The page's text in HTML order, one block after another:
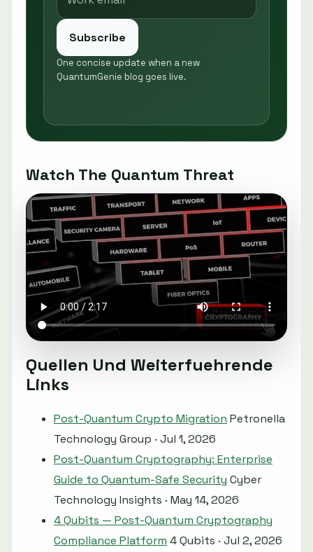
Subscribe
One concise update when a new
QuantumGenie blog goes live.
Watch The Quantum Threat
Quellen Und Weiterfuehrende
Links
Post-Quantum Crypto Migration Petronella
Technology Group · Jul 1, 2026
Post-Quantum Cryptography: Enterprise
Guide to Quantum-Safe Security Cyber
Technology Insights · May 14, 2026
4 Qubits — Post-Quantum Cryptography
Compliance Platform 4 Qubits · Jul 2, 2026